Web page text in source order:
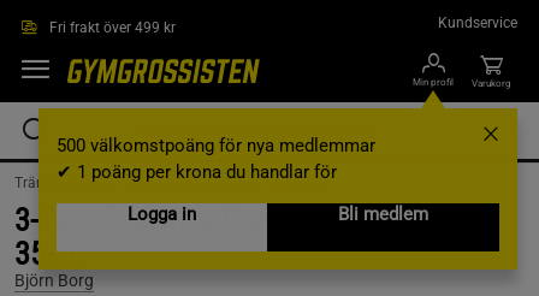
Fri frakt över 499 kr Kundservice
Min profil
500 välkomstpoäng för nya medlemmar
✔ 1 poäng per krona du handlar för
Logga in
Bli medlem
Varukorg
Träningskläder / Träningskläder Herr /Strumpor
3-Pack Essential Crew Sock, Multipack,
35-38
Björn Borg